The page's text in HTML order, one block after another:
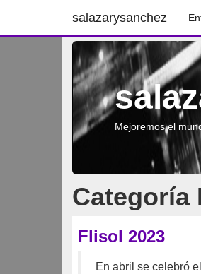
salazarysanchez
Mejoremos el
Categoría
Flisol 2023
En abril se celebró el